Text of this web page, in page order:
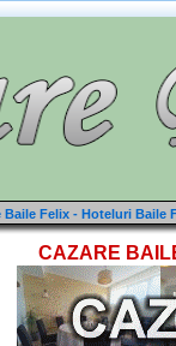
Baile Felix - Hoteluri Baile
CAZARE